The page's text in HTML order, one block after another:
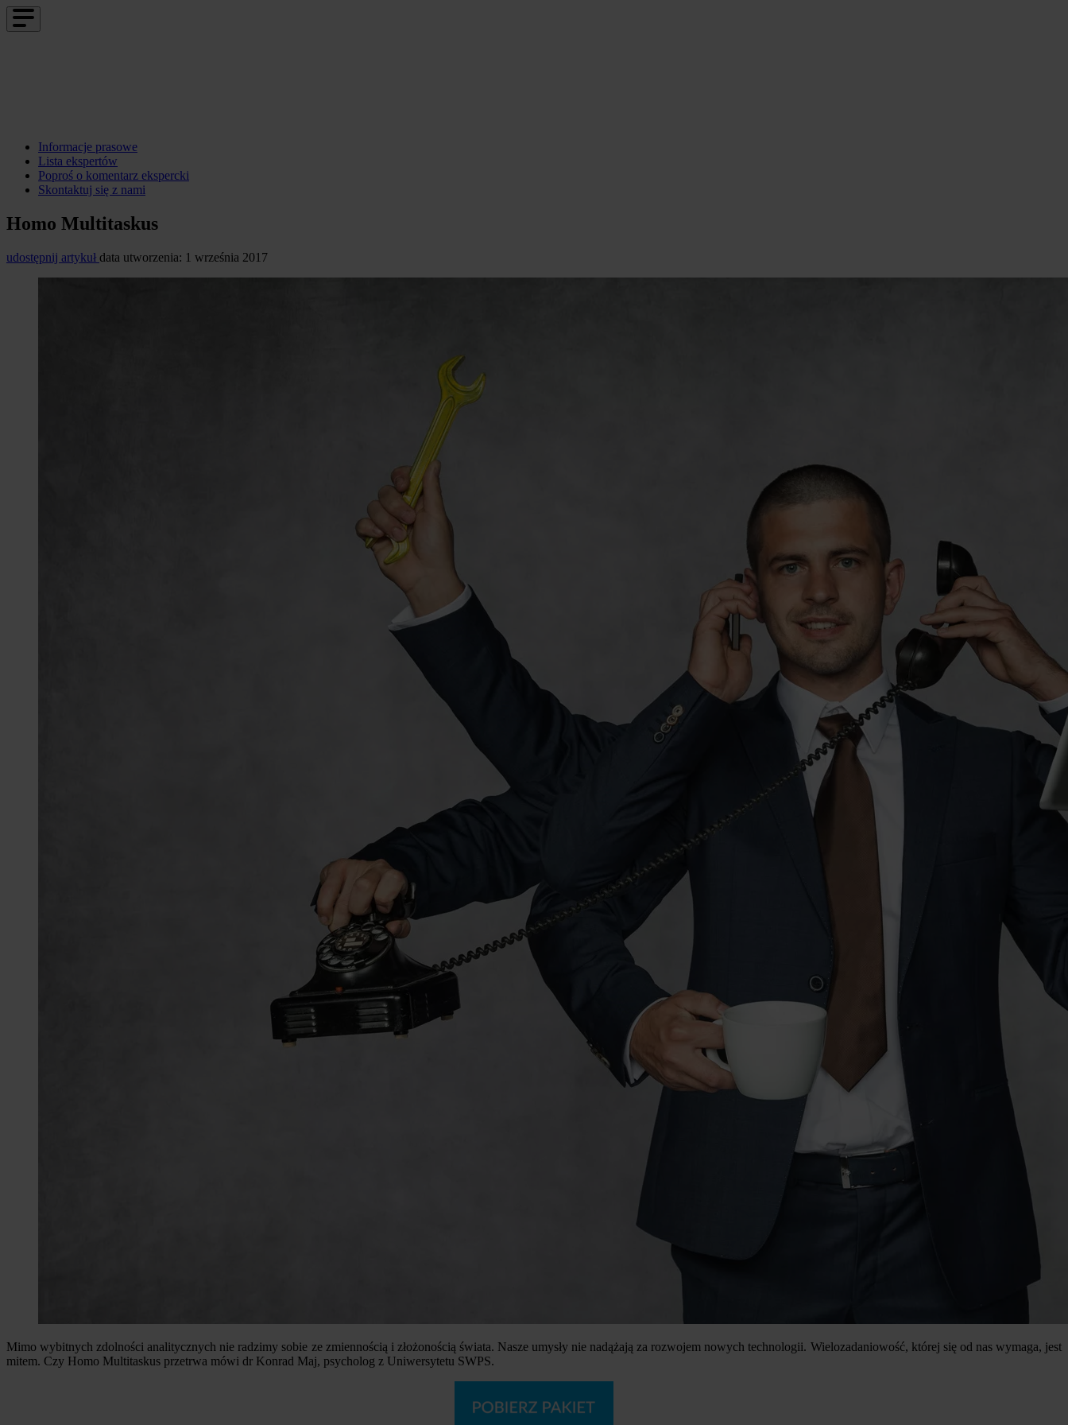
Informacje prasowe
Lista ekspertów
Poproś o komentarz ekspercki
Skontaktuj się z nami
Homo Multitaskus
udostępnij artykuł data utworzenia: 1 września 2017
Mimo wybitnych zdolności analitycznych nie radzimy sobie ze zmiennością i złożonością świata. Nasze umysły nie nadążają za rozwojem nowych technologii. Wielozadaniowość, której się od nas wymaga, jest
mitem. Czy Homo Multitaskus przetrwa mówi dr Konrad Maj, psycholog z Uniwersytetu SWPS.